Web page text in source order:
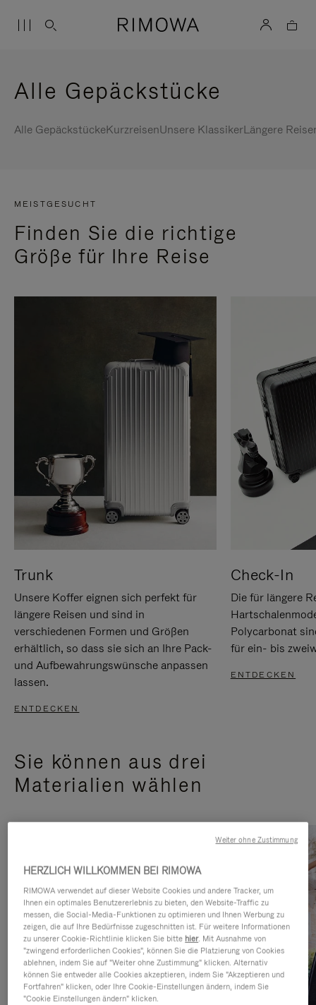
Alle Gepäckstücke
Alle GepäckstückeKurzreisenUnsere KlassikerLängere
MEISTGESUCHT
Finden Sie die richtige
Größe für Ihre Reise
Trunk
Unsere Koffer eignen sich perfekt für
längere Reisen und sind in
verschiedenen Formen und Größen
erhältlich, so dass sie sich an Ihre Pack-
und Aufbewahrungswünsche anpassen
lassen.
ENTDECKEN
Check-In
Die für längere
Polycarbonat
für ein- bis
ENTDECKEN
Sie können aus drei
Materialien wählen
HERZLICH WILLKOMMEN BEI RIMOWA
RIMOWA verwendet auf dieser Website Cookies und andere Tracker, um
Ihnen ein optimales Benutzererlebnis zu bieten, den Website-Traffic zu
messen, die Social-Media-Funktionen zu optimieren und Ihnen Werbung zu
zeigen, die auf Ihre Bedürfnisse zugeschnitten ist. Für weitere Informationen
zu unserer Cookie-Richtlinie klicken Sie bitte hier. Mit Ausnahme von
"zwingend erforderlichen Cookies", können Sie die Platzierung von Cookies
ablehnen, indem Sie auf "Weiter ohne Zustimmung" klicken. Alternativ
können Sie entweder alle Cookies akzeptieren, indem Sie "Akzeptieren und
Fortfahren" klicken, oder Ihre Cookie-Einstellungen ändern, indem Sie
"Cookie Einstellungen ändern" klicken.
Weiter ohne Zustimmung